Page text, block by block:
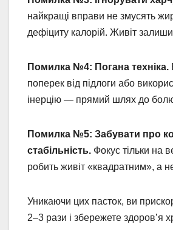
найкращі вправи не змусять
дефіциту калорій. Живіт
Помилка №4: Погана техніка.
поперек від підлоги або
інерцію — прямий шлях до
Помилка №5: Забувати про
стабільність. Фокус тільки на
робить живіт «квадратним», а
Уникаючи цих пасток, ви
2–3 рази і збережете здоров’я